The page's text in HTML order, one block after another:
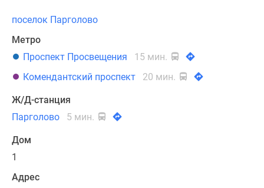
поселок Парголово
Метро
Проспект Просвещения
15 мин.
Комендантский проспект
20 мин.
Ж/Д-станция
Парголово
5 мин.
Дом
1
Адрес